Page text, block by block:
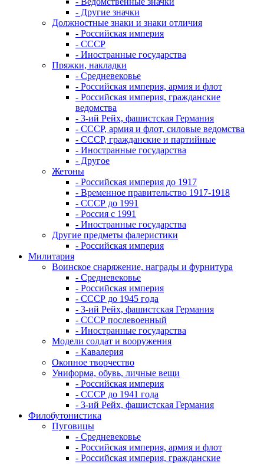
- Другие значки
Должностные знаки и знаки отличия
- Российская империя
- СССР
- Иностранные государства
Пряжки, накладки
- Средневековье
- Российская империя, армия и флот
- Российская империя, гражданские
ведомства
- 3-ий Рейх, фашистская Германия
- СССР, армия и флот, силовые ведомства
- СССР, гражданские и партийные
- Иностранные государства
- Другое
Жетоны
- Российская империя до 1917
- Временное правительство 1917-1918
- СССР до 1991
- Россия с 1991
- Иностранные государства
Другие предметы фалеристики
- Российская империя
Милитария
Воинское снаряжение, награды и фурнитура
- Средневековье
- Российская империя
- СССР до 1945 года
- 3-ий Рейх, фашистская Германия
- СССР послевоенный
- Иностранные государства
Модели солдат и вооружения
- Кавалерия
Окопное творчество
Униформа, обувь, личные вещи
- Российская империя
- СССР до 1941 года
- 3-ий Рейх, фашистская Германия
Филобутонистика
Пуговицы
- Средневековье
- Российская империя, армия и флот
- Российская империя, гражданские